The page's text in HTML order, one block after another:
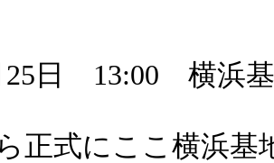
25日 13:00 横浜
正式にここ横浜基